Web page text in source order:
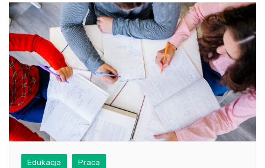
Edukacja Praca